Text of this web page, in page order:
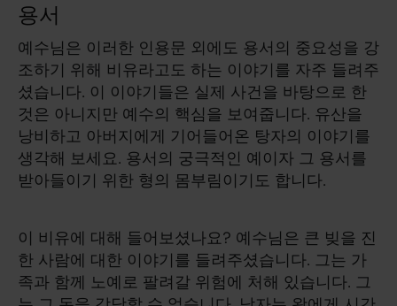
용서
예수님은 이러한 인용문 외에도 용서의 중요성을 강
조하기 위해 비유라고도 하는 이야기를 자주 들려주
셨습니다. 이 이야기들은 실제 사건을 바탕으로 한
것은 아니지만 예수의 핵심을 보여줍니다. 유산을
낭비하고 아버지에게 기어들어온 탕자의 이야기를
생각해 보세요. 용서의 궁극적인 예이자 그 용서를
받아들이기 위한 형의 몸부림이기도 합니다.
이 비유에 대해 들어보셨나요? 예수님은 큰 빚을 진
한 사람에 대한 이야기를 들려주셨습니다. 그는 가
족과 함께 노예로 팔려갈 위험에 처해 있습니다. 그